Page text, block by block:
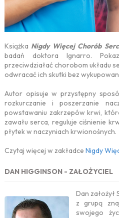
Książka Nigdy Więcej Chorób
badań doktora Ignarro.
przeciwdziałać chorobom układu
odwracać ich skutki bez
Autor opisuje w przystępny
rozkurczanie i poszerzanie
powstawaniu zakrzepów krwi,
zawału serca, reguluje ciśnienie
płytek w naczyniach krwionośnych.
Czytaj więcej w zakładce Nigdy
DAN HIGGINSON - ZAŁOŻYCIEL
Dan założył
z grupą
swojego